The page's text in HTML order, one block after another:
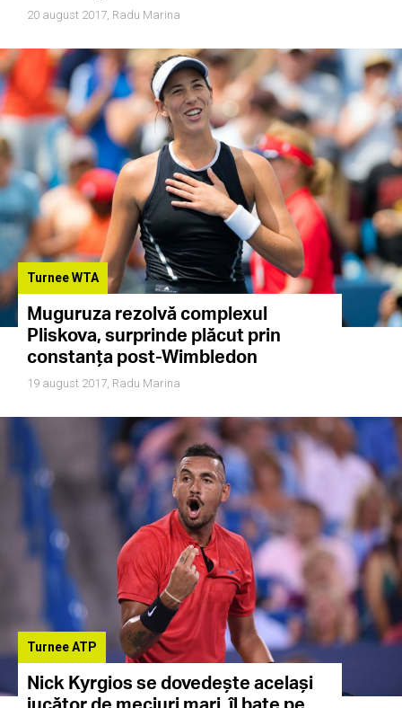
20 august 2017, Radu Marina
Turnee WTA
Muguruza rezolvă complexul
Pliskova, surprinde plăcut prin
constanța post-Wimbledon
19 august 2017, Radu Marina
Turnee ATP
Nick Kyrgios se dovedește același